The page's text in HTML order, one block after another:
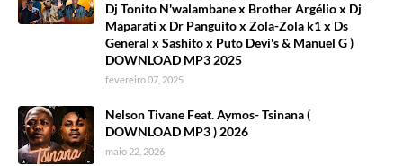
Dj Tonito N'walambane x Brother Argélio x Dj
Maparati x Dr Panguito x Zola-Zola k1 x Ds
General x Sashito x Puto Devi's & Manuel G )
DOWNLOAD MP3 2025
fevereiro 07, 2025
Nelson Tivane Feat. Aymos- Tsinana (
DOWNLOAD MP3 ) 2026
maio 22, 2026